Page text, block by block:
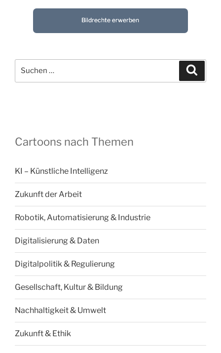
Bildrechte erwerben
nach:
Cartoons nach Themen
KI – Künstliche Intelligenz
Zukunft der Arbeit
Robotik, Automatisierung & Industrie
Digitalisierung & Daten
Digitalpolitik & Regulierung
Gesellschaft, Kultur & Bildung
Nachhaltigkeit & Umwelt
Zukunft & Ethik